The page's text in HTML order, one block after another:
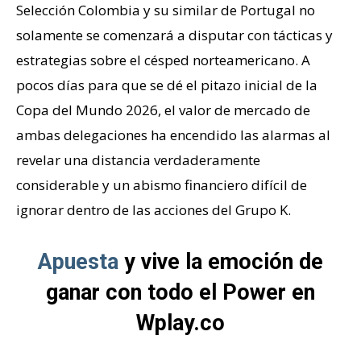
Selección Colombia y su similar de Portugal no
solamente se comenzará a disputar con tácticas y
estrategias sobre el césped norteamericano. A
pocos días para que se dé el pitazo inicial de la
Copa del Mundo 2026, el valor de mercado de
ambas delegaciones ha encendido las alarmas al
revelar una distancia verdaderamente
considerable y un abismo financiero difícil de
ignorar dentro de las acciones del Grupo K.
Apuesta y vive la emoción de
ganar con todo el Power en
Wplay.co